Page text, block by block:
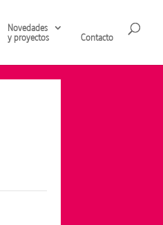
Novedades
y proyectos
Contacto